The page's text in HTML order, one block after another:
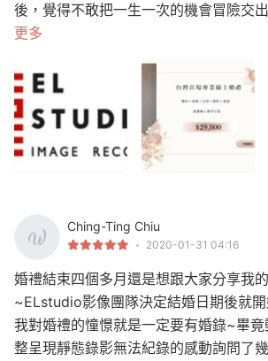
後，覺得不敢把一生一次的機會冒險交
更多
Ching-Ting Chiu
2020-01-31 04:16
婚禮結束四個多月還是想跟大家分享我
~ELstudio影像團隊決定結婚日期後就
我對婚禮的憧憬就是一定要有婚錄~畢
整呈現靜態錄影無法紀錄的感動詢問了